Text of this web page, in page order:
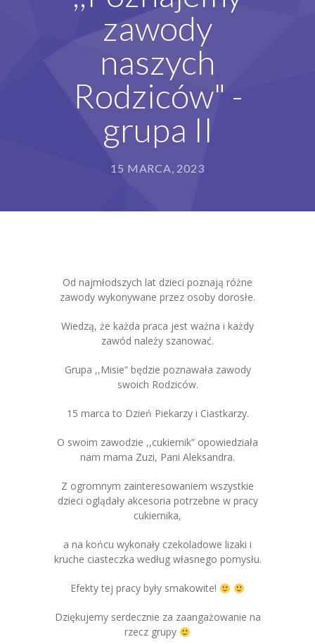
RODO
zawody
naszych
Rodziców" -
grupa II
15 MARCA, 2023
Od najmłodszych lat dzieci poznają różne
zawody wykonywane przez osoby dorosłe.
Wiedzą, że każda praca jest ważna i każdy
zawód należy szanować.
Grupa ,,Misie” będzie poznawała zawody
swoich Rodziców.
15 marca to Dzień Piekarzy i Ciastkarzy.
O swoim zawodzie ,,cukiernik” opowiedziała
nam mama Zuzi, Pani Aleksandra.
Z ogromnym zainteresowaniem wszystkie
dzieci oglądały akcesoria potrzebne w pracy
cukiernika,
a na końcu wykonały czekoladowe lizaki i
kruche ciasteczka według własnego pomysłu.
Efekty tej pracy były smakowite!
Dziękujemy serdecznie za zaangażowanie na
rzecz grupy